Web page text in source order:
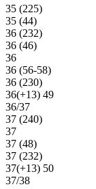
35 (225)
35 (44)
36 (232)
36 (46)
36
36 (56-58)
36 (230)
36(+13) 49
36/37
37 (240)
37
37 (48)
37 (232)
37(+13) 50
37/38